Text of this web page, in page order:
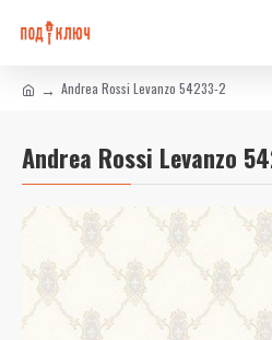
Andrea Rossi Levanzo 54233-2
Andrea Rossi Levanzo